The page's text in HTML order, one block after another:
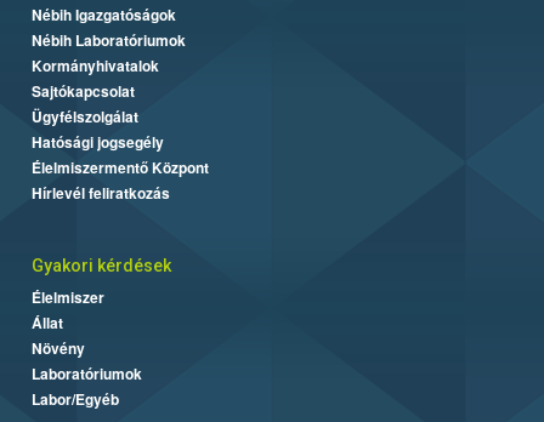
Nébih Igazgatóságok
Nébih Laboratóriumok
Kormányhivatalok
Sajtókapcsolat
Ügyfélszolgálat
Hatósági jogsegély
Élelmiszermentő Központ
Hírlevél feliratkozás
Gyakori kérdések
Élelmiszer
Állat
Növény
Laboratóriumok
Labor/Egyéb